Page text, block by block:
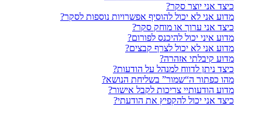
כיצד אני יוצר סקר?
מדוע אני לא יכול להוסיף אפשרויות נוספות לסקר?
כיצד אני ערוך או מוחק סקר?
מדוע איני יכול להיכנס לפורום?
מדוע אני לא יכול לצרף קבצים?
מדוע קיבלתי אזהרה?
כיצד ניתן לדווח למנהל על הודעות?
מהו כפתור ה“שמור” בשליחת הנושא?
מדוע הודעותיי צריכות לקבל אישור?
כיצד אני יכול להקפיץ את הודעתי?